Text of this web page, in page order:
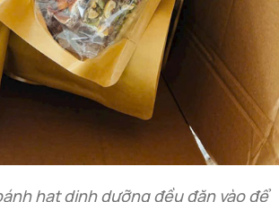
hạt dinh dưỡng đều đặn vào để